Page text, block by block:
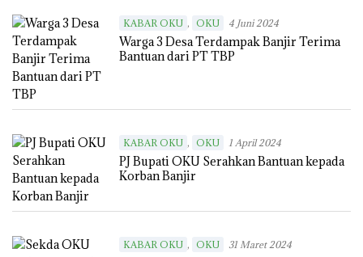
KABAR OKU , OKU 4 Juni 2024
Warga 3 Desa Terdampak Banjir Terima
Bantuan dari PT TBP
KABAR OKU , OKU 1 April 2024
PJ Bupati OKU Serahkan Bantuan kepada
Korban Banjir
KABAR OKU , OKU 31 Maret 2024